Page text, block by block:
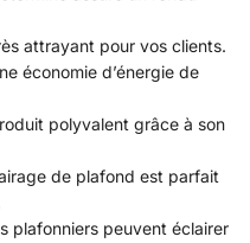
attrayant pour vos clients.
économie d’énergie de
polyvalent grâce à son
de plafond est parfait
plafonniers peuvent éclairer